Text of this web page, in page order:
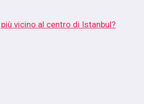
vicino al centro di Istanbul?